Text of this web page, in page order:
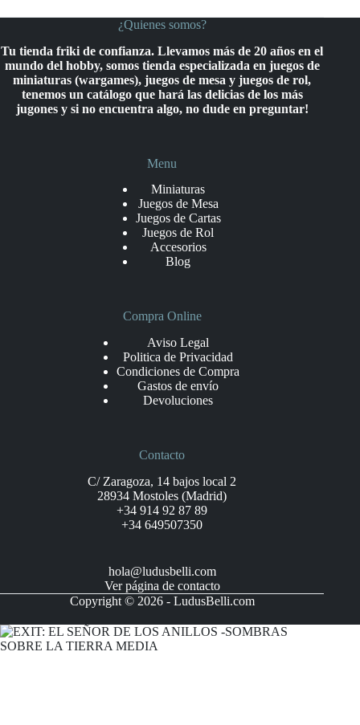
¿Quienes somos?
Tu tienda friki de confianza. Llevamos más de 20 años en el
mundo del hobby, somos tienda especializada en juegos de
miniaturas (wargames), juegos de mesa y juegos de rol,
tenemos un catálogo que hará las delicias de los más
jugones y si no encuentra algo, no dude en preguntar!
Menu
Miniaturas
Juegos de Mesa
Juegos de Cartas
Juegos de Rol
Accesorios
Blog
Compra Online
Aviso Legal
Politica de Privacidad
Condiciones de Compra
Gastos de envío
Devoluciones
Contacto
C/ Zaragoza, 14 bajos local 2
28934 Mostoles (Madrid)
+34 914 92 87 89
+34 649507350
hola@ludusbelli.com
Ver página de contacto
Copyright © 2026 - LudusBelli.com